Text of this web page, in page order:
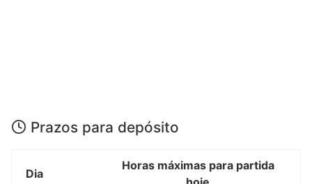
Prazos para depósito
Dia
Horas máximas para partida